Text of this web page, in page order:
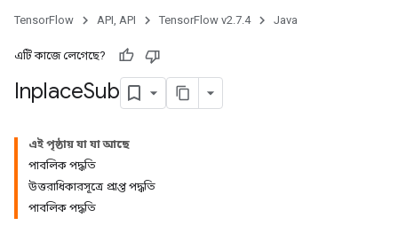
TensorFlow API, API TensorFlow v2.7.4 Java
এটি কাজে লেগেছে?
InplaceSub
এই পৃষ্ঠায় যা যা আছে
পাবলিক পদ্ধতি
উত্তরাধিকারসূত্রে প্রাপ্ত পদ্ধতি
পাবলিক পদ্ধতি